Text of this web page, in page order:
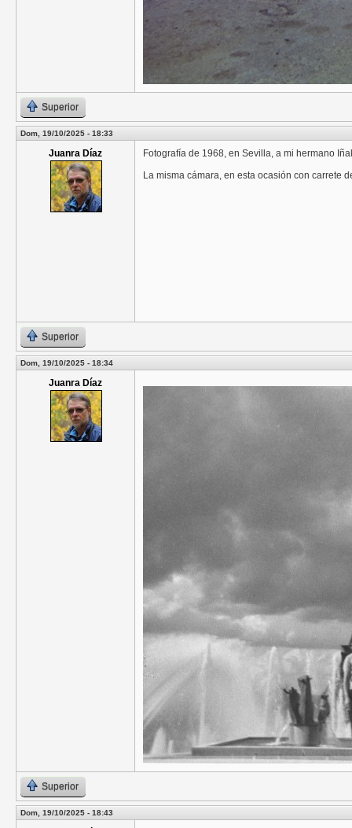
Superior
Dom, 19/10/2025 - 18:33
Juanra Díaz
Fotografía de 1968, en Sevilla, a mi hermano
La misma cámara, en esta ocasión con carrete
Superior
Dom, 19/10/2025 - 18:34
Juanra Díaz
Superior
Dom, 19/10/2025 - 18:43